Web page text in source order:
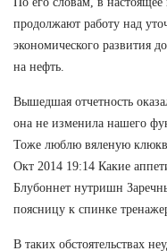
продолжают работу над
экономического развития
на нефть.
Вышедшая отчетность
она не изменила нашего
Тоже люблю вяленую
Окт 2014 19:14 Какие
Блубоннет нутришн
поясницу к спинке
В таких обстоятельствах